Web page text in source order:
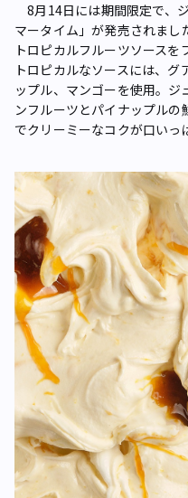
8月14日には期間限定で、
マータイム」が発売されまし
トロピカルフルーツソースを
トロピカルなソースには、
ップル、マンゴーを使用。ジ
ンフルーツとパイナップル
でクリーミーなコクが口いっ